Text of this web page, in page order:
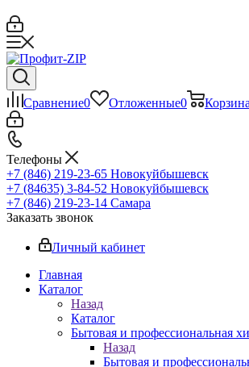
Сравнение0 Отложенные0 Корзина
Телефоны
+7 (846) 219-23-65 Новокуйбышевск
+7 (84635) 3-84-52 Новокуйбышевск
+7 (846) 219-23-14 Самара
Заказать звонок
Личный кабинет
Главная
Каталог
Назад
Каталог
Бытовая и профессиональная
Назад
Бытовая и